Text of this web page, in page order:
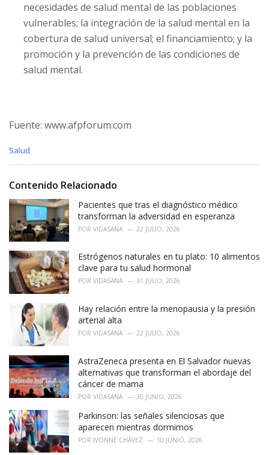
necesidades de salud mental de las poblaciones
vulnerables; la integración de la salud mental en la
cobertura de salud universal; el financiamiento; y la
promoción y la prevención de las condiciones de
salud mental.
Fuente: www.afpforum.com
C
e
o
i
e
:
Salud
Contenido Relacionado
Pacientes que tras el diagnóstico médico
transforman la adversidad en esperanza
POR VIDASANA 22 JULIO, 2026
Estrógenos naturales en tu plato: 10 alimentos
clave para tu salud hormonal
POR VIDASANA 31 JULIO, 2026
Hay relación entre la menopausia y la presión
arterial alta
POR VIDASANA 22 JULIO, 2026
AstraZeneca presenta en El Salvador nuevas
alternativas que transforman el abordaje del
cáncer de mama
POR VIDASANA 30 JUNIO, 2026
Parkinson: las señales silenciosas que
aparecen mientras dormimos
POR IVONNE CHÁVEZ 10 JUNIO, 2026